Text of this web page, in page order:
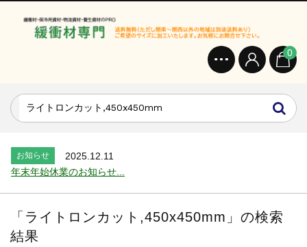
0
オンラインショップを開設いたしました。...
お知らせ
2026.7.24
お知らせ
2025.12.11
年末年始休業のお知らせ...
お知らせ
2024.2.27
全国へ確実・迅速に納品...
「 ライトロンカット,450x450mm 」の検索
結果